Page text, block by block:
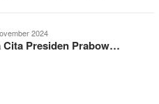
2024
Cita Presiden Prabow…